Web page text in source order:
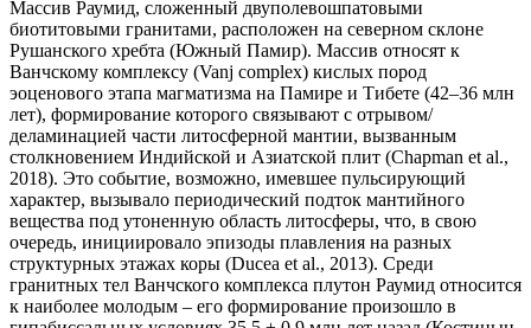
Массив Раумид, сложенный двуполевошпатовыми
биотитовыми гранитами, расположен на северном склоне
Рушанского хребта (Южный Памир). Массив относят к
Ванчскому комплексу (Vanj complex) кислых пород
эоценового этапа магматизма на Памире и Тибете (42–36 млн
лет), формирование которого связывают с отрывом/
деламинацией части литосферной мантии, вызванным
столкновением Индийской и Азиатской плит (Chapman et al.,
2018). Это событие, возможно, имевшее пульсирующий
характер, вызывало периодический подток мантийного
вещества под утоненную область литосферы, что, в свою
очередь, инициировало эпизоды плавления на разных
структурных этажах коры (Ducea et al., 2013). Среди
гранитных тел Ванчского комплекса плутон Раумид относится
к наиболее молодым – его формирование произошло в